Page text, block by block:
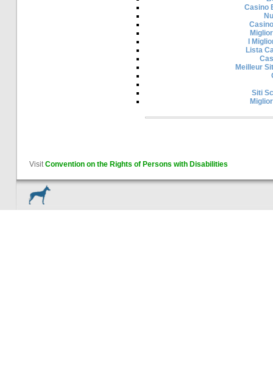
Casino
I
Lista
Meilleur
Siti
VisitConvention on the Rights of Persons with Disabilities